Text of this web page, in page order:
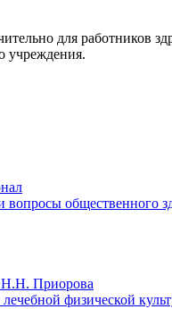
для работников
учреждения.
общественного
Н.Н. Приорова
физической